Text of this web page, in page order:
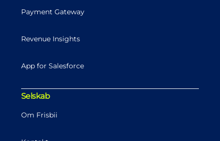
Payment Gateway
Revenue Insights
App for Salesforce
Selskab
Om Frisbii